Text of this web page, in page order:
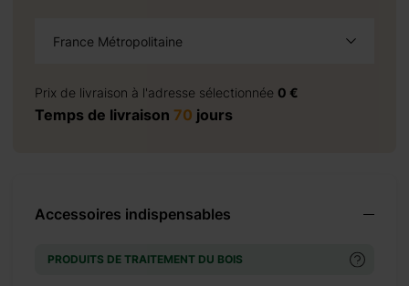
France Métropolitaine
Prix de livraison à l'adresse sélectionnée 0 €
Temps de livraison 70 jours
Accessoires indispensables
PRODUITS DE TRAITEMENT DU BOIS
+ 1085 €